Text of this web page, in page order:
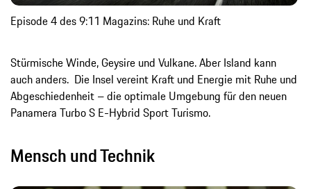
Episode 4 des 9:11 Magazins: Ruhe und Kraft
Stürmische Winde, Geysire und Vulkane. Aber Island kann
auch anders. Die Insel vereint Kraft und Energie mit Ruhe und
Abgeschiedenheit – die optimale Umgebung für den neuen
Panamera Turbo S E-Hybrid Sport Turismo.
Mensch und Technik